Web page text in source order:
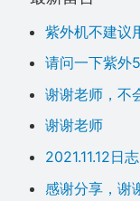
紫外机不建议
刻照片，效果不
可以用二氧化碳
请问一下紫外
亚克力板参数需
谢谢老师，不
呀，点了没反应呀
谢谢老师
2021.11.12日
0 粉丝，加油 加
感谢分享，谢